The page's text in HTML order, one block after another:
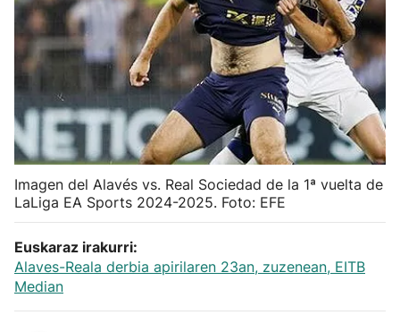
Kirolak 360
Atletismo
Carreras de montaña
Más deportes
"Helmuga"
Imagen del Alavés vs. Real Sociedad de la 1ª vuelta de
LaLiga EA Sports 2024-2025. Foto: EFE
Euskaraz irakurri:
Alaves-Reala derbia apirilaren 23an, zuzenean, EITB
Median